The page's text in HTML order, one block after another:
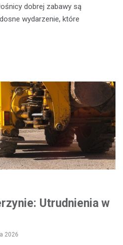
dobrej zabawy są
wydarzenie, które
Utrudnienia w
2026